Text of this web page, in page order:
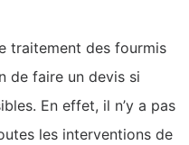
traitement des fourmis
de faire un devis si
En effet, il n’y a pas
les interventions de